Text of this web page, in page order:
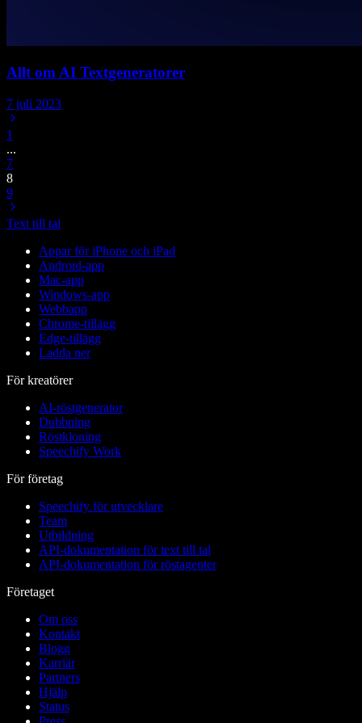
Allt om AI Textgeneratorer
7 juli 2023
1
...
7
8
9
Text till tal
Appar för iPhone och iPad
Android-app
Mac-app
Windows-app
Webbapp
Chrome-tillägg
Edge-tillägg
Ladda ner
För kreatörer
AI-röstgenerator
Dubbning
Röstkloning
Speechify Work
För företag
Speechify för utvecklare
Team
Utbildning
API-dokumentation för text till tal
API-dokumentation för röstagenter
Företaget
Om oss
Kontakt
Blogg
Karriär
Partners
Hjälp
Status